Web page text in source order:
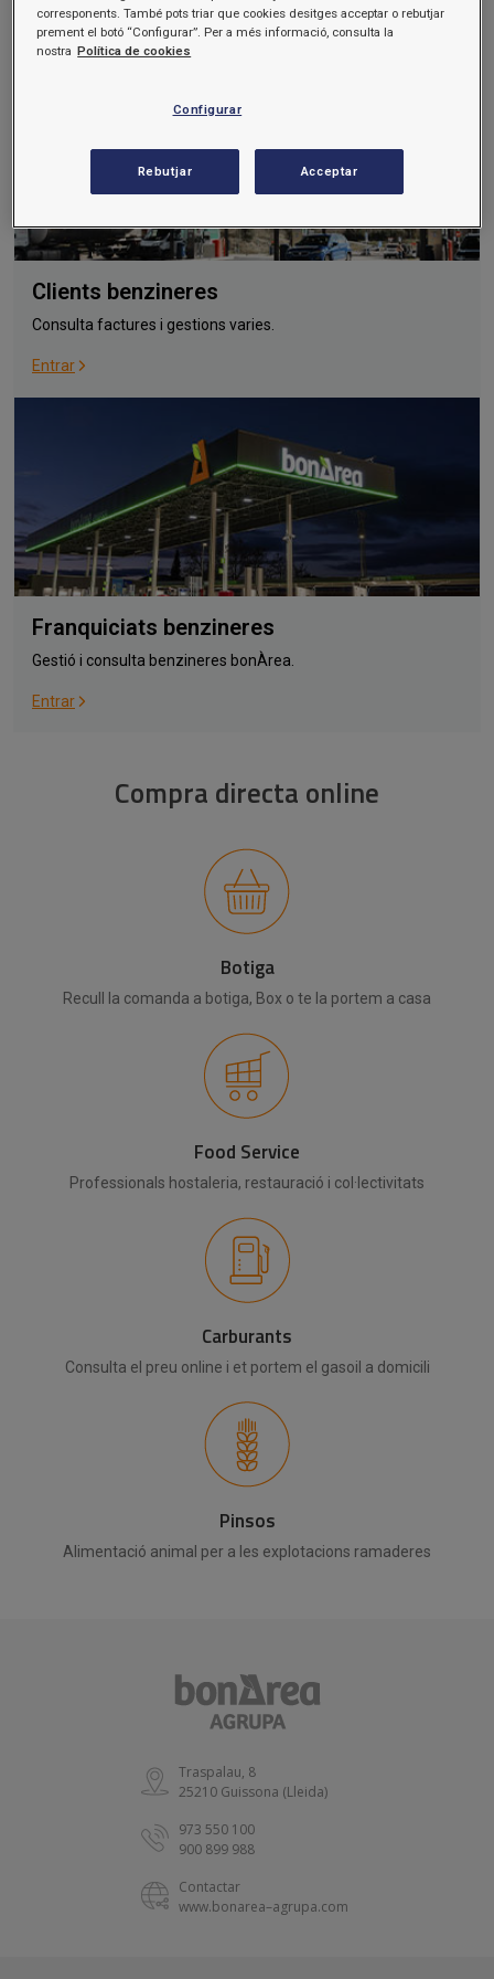
Entrar
Clients benzineres
Consulta factures i gestions varies.
Entrar
Franquiciats benzineres
Gestió i consulta benzineres bonÀrea.
Entrar
Compra directa online
Botiga
Recull la comanda a botiga, Box o te la portem a casa
Food Service
Professionals hostaleria, restauració i col·lectivitats
Carburants
Consulta el preu online i et portem el gasoil a domicili
Pinsos
Alimentació animal per a les explotacions ramaderes
Traspalau, 8
25210 Guissona (Lleida)
973 550 100
900 899 988
Contactar
www.bonarea–agrupa.com
corresponents. També pots triar que cookies desitges acceptar o rebutjar
prement el botó “Configurar”. Per a més informació, consulta la
nostra Política de cookies
Configurar
Rebutjar Acceptar